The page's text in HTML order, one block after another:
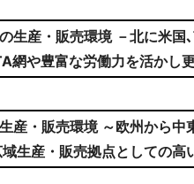
生産・販売環境 －北に米国
網や豊富な労働力を活かし
産・販売環境 ～欧州から
生産・販売拠点としての高